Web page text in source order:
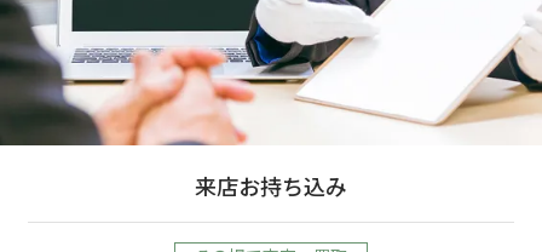
来店お持ち込み